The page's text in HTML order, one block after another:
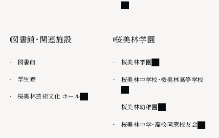
図書館・関連施設
図書館
学生寮
桜美林芸術文化 ホール外部リンク
桜美林学園
桜美林学園外部リンク
桜美林中学校・桜美林高等学校外部
桜美林幼稚園外部リンク
桜美林中学・高校同窓校友会外部リ